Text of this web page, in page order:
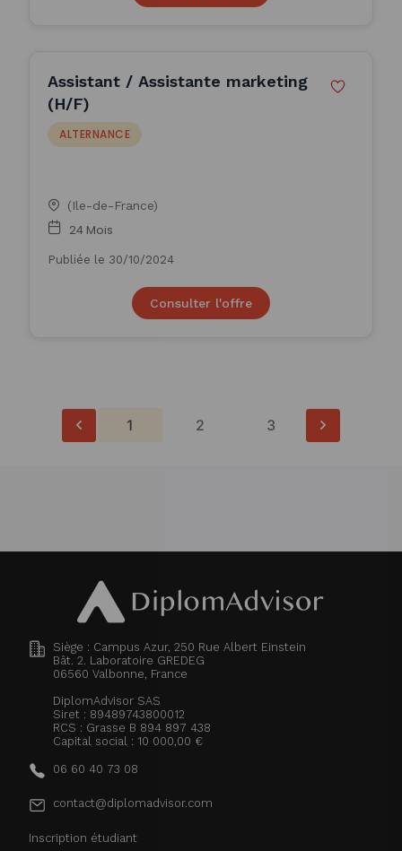
Assistant / Assistante marketing
(H/F)
ALTERNANCE
(Ile-de-France)
24 Mois
Publiée le 30/10/2024
Consulter l'offre
1 2 3
Siège : Campus Azur, 250 Rue Albert Einstein
Bât. 2. Laboratoire GREDEG
06560 Valbonne, France
DiplomAdvisor SAS
Siret : 89489743800012
RCS : Grasse B 894 897 438
Capital social : 10 000,00 €
06 60 40 73 08
contact@diplomadvisor.com
Inscription étudiant